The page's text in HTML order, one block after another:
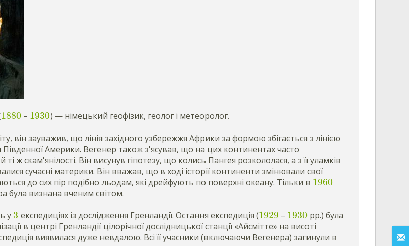
1880 – 1930) — німецький геофізик, геолог і метеоролог.
він зауважив, що лінія західного узбережжя Африки за формою збігається з лінією
Південної Америки. Вегенер також з'ясував, що на цих континентах часто
ті ж скам'янілості. Він висунув гіпотезу, що колись Пангея розкололася, а з її уламків
сучасні материки. Він вважав, що в ході історії континенти змінювали свої
до сих пір подібно льодам, які дрейфують по поверхні океану. Тільки в 1960
була визнана вченим світом.
у 3 експедиціях із дослідження Гренландії. Остання експедиція (1929 – 1930 рр.) була
в центрі Гренландії цілорічної дослідницької станції «Айсмітте» на висоті
виявилася дуже невдалою. Всі її учасники (включаючи Вегенера) загинули в